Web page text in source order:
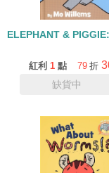
ELEPHANT &
紅利 1 點 79 折
缺貨中